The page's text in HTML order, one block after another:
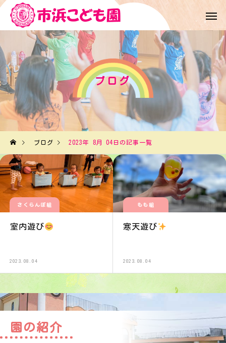
ブログ
ブログ 2023年 8月 04日の記事一覧
さくらんぼ組
室内遊び
2023.08.04
もも組
寒天遊び
2023.08.04
園の紹介